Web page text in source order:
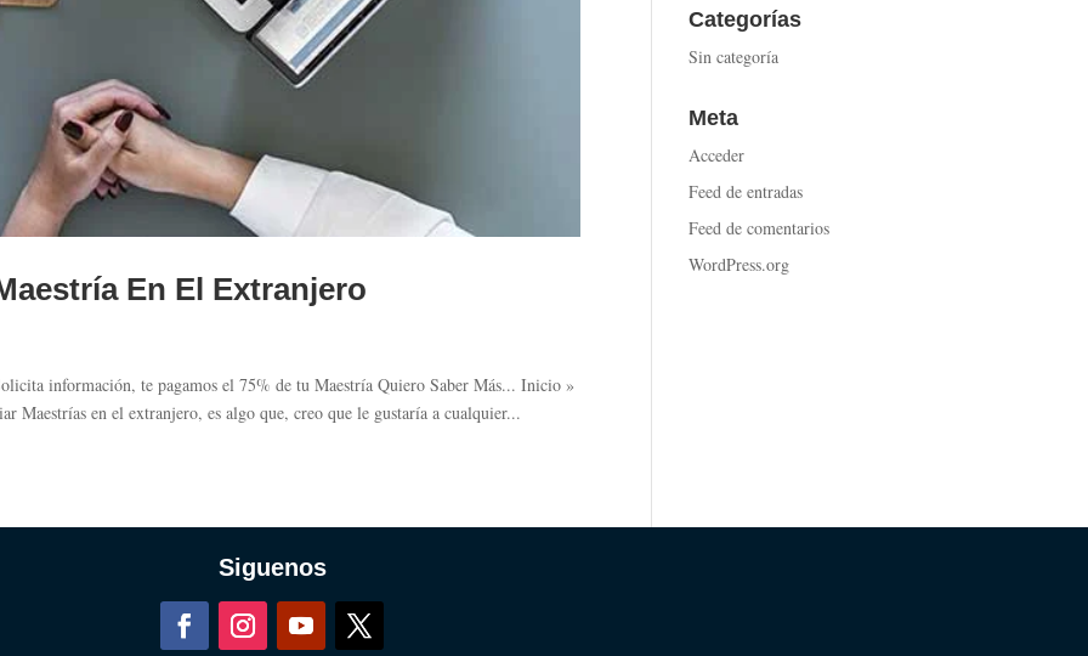
En El Extranjero
información, te pagamos el 75% de tu Maestría Quiero Saber Más... Inicio »
Maestrías en el extranjero, es algo que, creo que le gustaría a cualquier...
Categorías
Sin categoría
Meta
Acceder
Feed de entradas
Feed de comentarios
WordPress.org
Siguenos